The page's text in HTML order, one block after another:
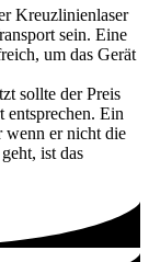
Kreuzlinienlaser
sein. Eine
um das Gerät
sollte der Preis
entsprechen. Ein
wenn er nicht die
ist das